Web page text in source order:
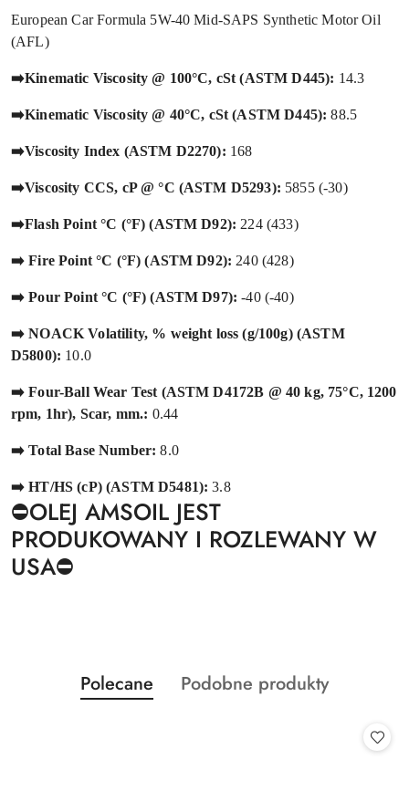
European Car Formula 5W-40 Mid-SAPS Synthetic Motor Oil
(AFL)
➡️Kinematic Viscosity @ 100°C, cSt (ASTM D445): 14.3
➡️Kinematic Viscosity @ 40°C, cSt (ASTM D445): 88.5
➡️Viscosity Index (ASTM D2270): 168
➡️Viscosity CCS, cP @ °C (ASTM D5293): 5855 (-30)
➡️Flash Point °C (°F) (ASTM D92): 224 (433)
➡️ Fire Point °C (°F) (ASTM D92): 240 (428)
➡️ Pour Point °C (°F) (ASTM D97): -40 (-40)
➡️ NOACK Volatility, % weight loss (g/100g) (ASTM
D5800): 10.0
➡️ Four-Ball Wear Test (ASTM D4172B @ 40 kg, 75°C, 1200
rpm, 1hr), Scar, mm.: 0.44
➡️ Total Base Number: 8.0
➡️ HT/HS (cP) (ASTM D5481): 3.8
⛔️OLEJ AMSOIL JEST
PRODUKOWANY I ROZLEWANY W
USA⛔️
Pomiń karuzelę produktów
Produkty
o
Polecane
Produkty
Podobne produkty